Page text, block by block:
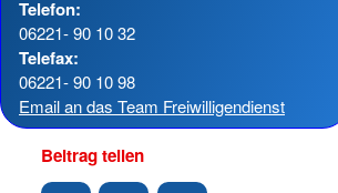
Telefon:
06221- 90 10 32
Telefax:
06221- 90 10 98
Email an das Team Freiwilligendienst
Beitrag teilen